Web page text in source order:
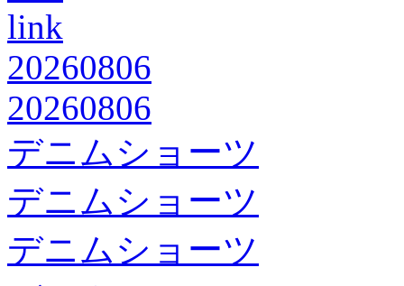
link
20260806
20260806
デニムショーツ
デニムショーツ
デニムショーツ